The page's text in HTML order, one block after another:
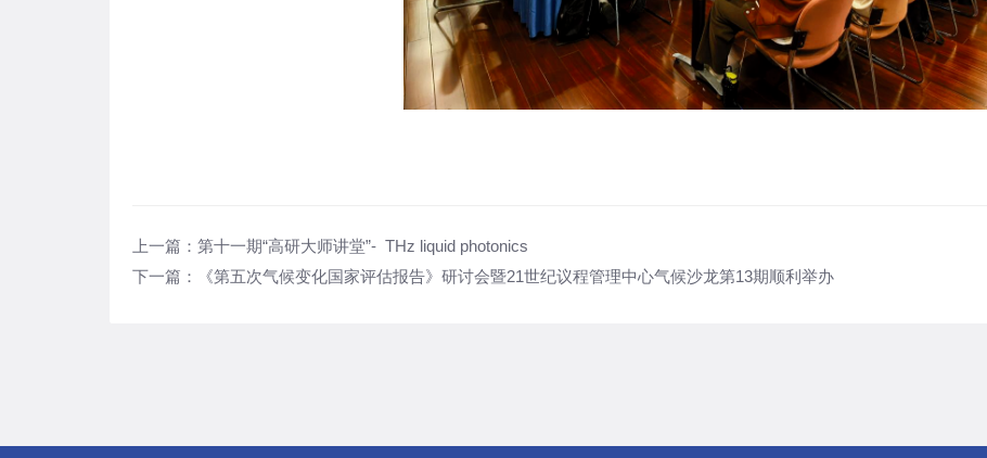
上一篇：第十一期“高研大师讲堂”- THz liquid photonics
下一篇：
《第五次气候变化国家评估报告》研讨会暨21世纪议程管理中心气候沙龙第13期顺利举办